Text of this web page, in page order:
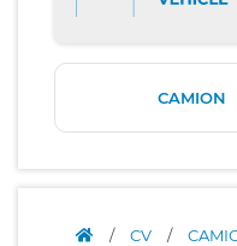
CAMION
/ CV /